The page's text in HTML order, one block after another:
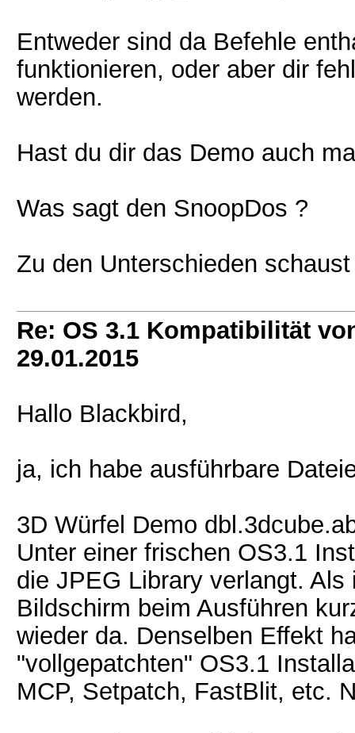
Entweder sind da Befehle
funktionieren, oder aber dir
werden.
Hast du dir das Demo auch
Was sagt den SnoopDos ?
Zu den Unterschieden
Re: OS 3.1 Kompatibilität
29.01.2015
Hallo Blackbird,
ja, ich habe ausführbare
3D Würfel Demo
Unter einer frischen OS3.1
die JPEG Library verlangt.
Bildschirm beim Ausführen
wieder da. Denselben Effekt
"vollgepatchten" OS3.1
MCP, Setpatch, FastBlit, etc.